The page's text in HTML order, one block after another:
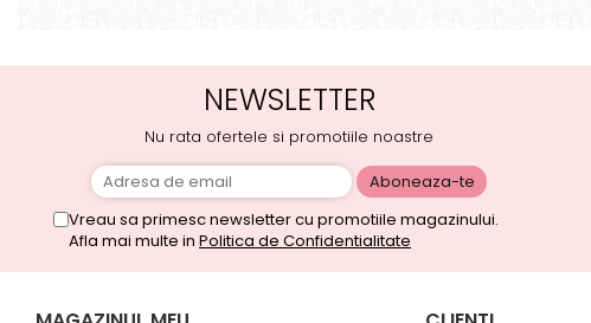
NEWSLETTER
Nu rata ofertele si promotiile noastre
Vreau sa primesc newsletter cu promotiile magazinului.
Afla mai multe in Politica de Confidentialitate